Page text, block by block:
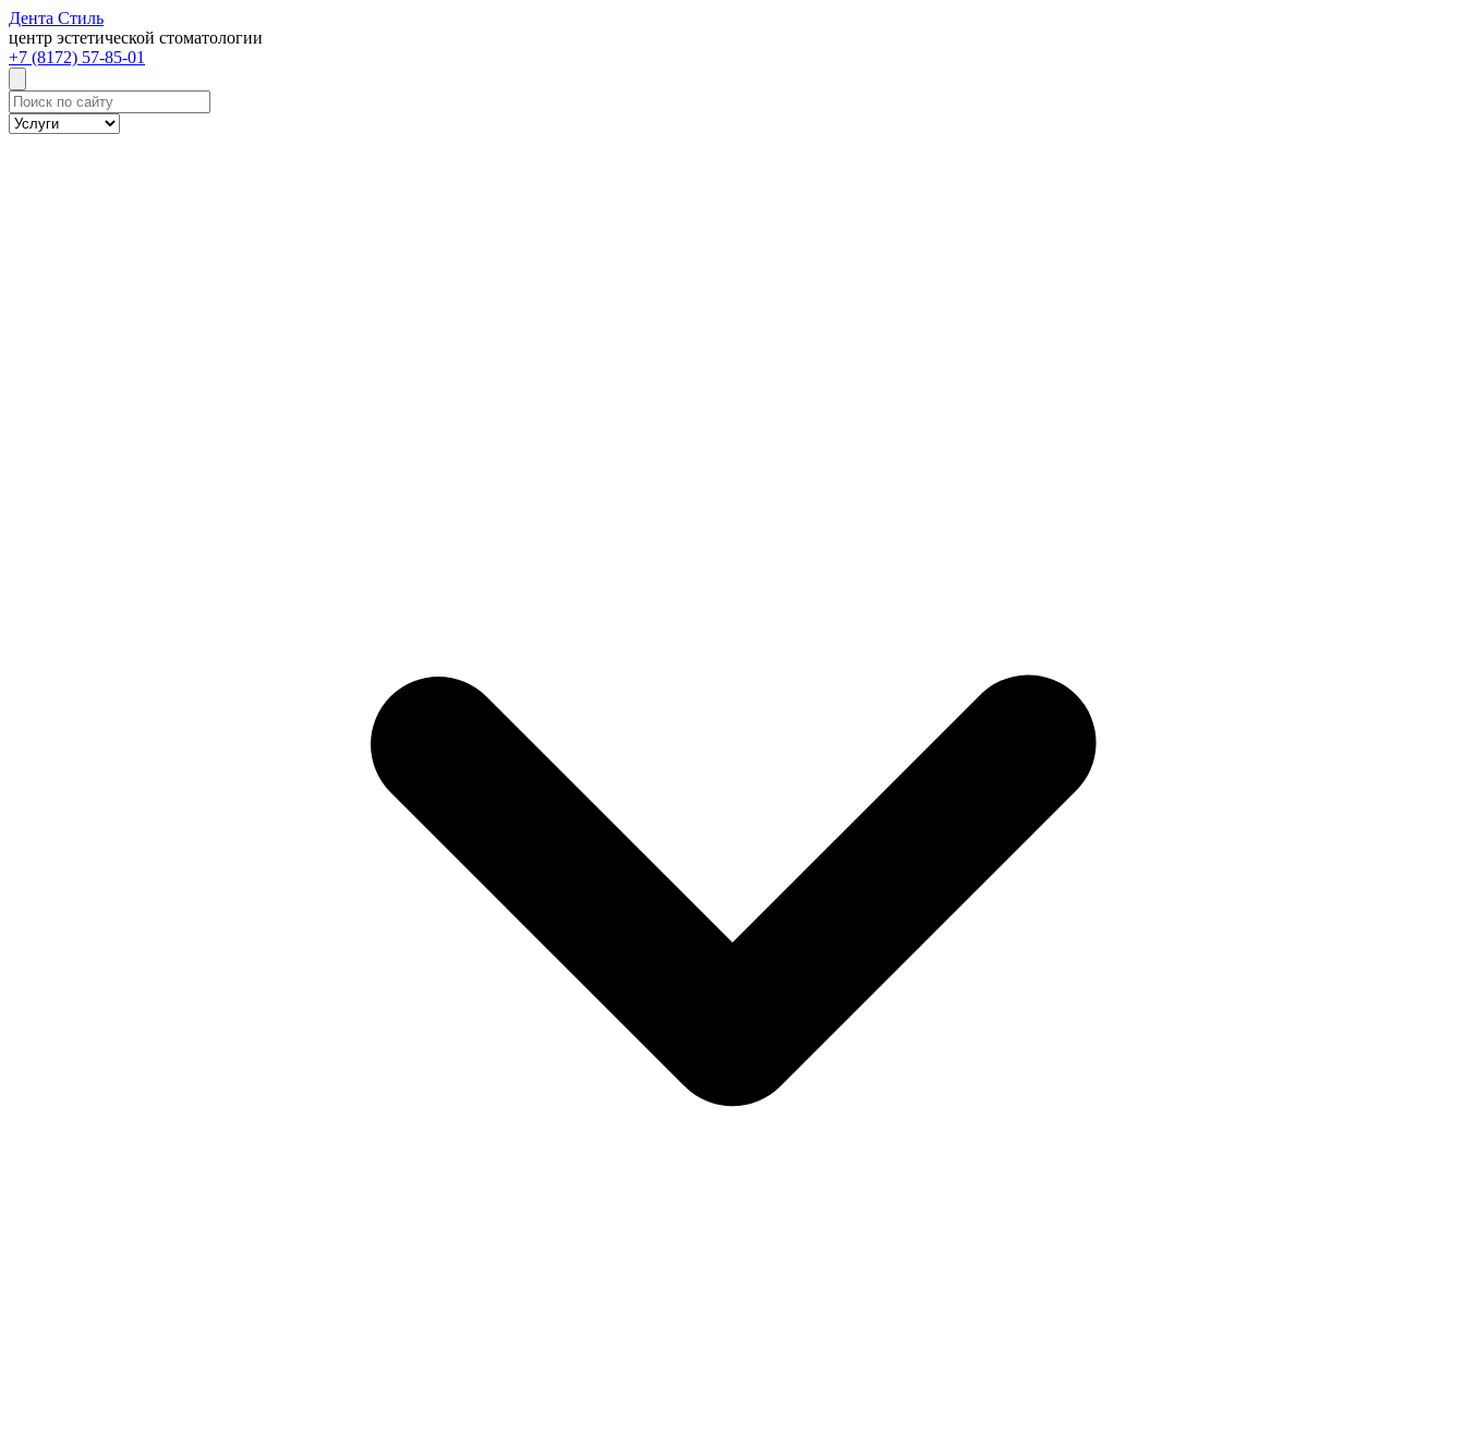
Дента Стиль
центр эстетической стоматологии
+7 (8172) 57-85-01